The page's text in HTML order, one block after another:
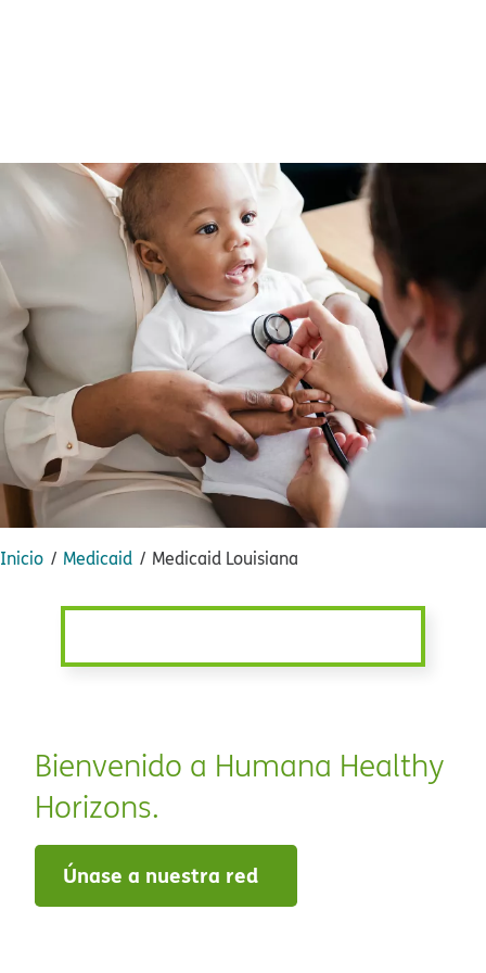
Inicio​​ Medicaid​​ Medicaid Louisiana​​
Bienvenido a Humana Healthy
Horizons.​​
Únase a nuestra red​​